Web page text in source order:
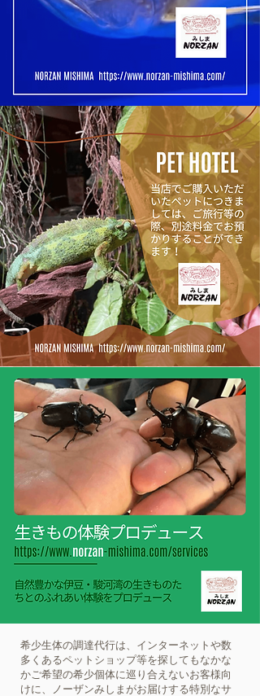
希少生体の調達代行は、インターネットや数
多くあるペットショップ等を探してもなかな
かご希望の希少個体に巡り合えないお客様向
けに、ノーザンみしまがお届けする特別なサ